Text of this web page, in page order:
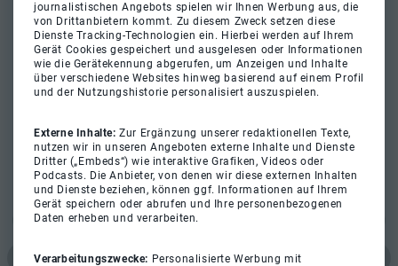
journalistischen Angebots spielen wir Ihnen Werbung aus, die
von Drittanbietern kommt. Zu diesem Zweck setzen diese
Dienste Tracking-Technologien ein. Hierbei werden auf Ihrem
Gerät Cookies gespeichert und ausgelesen oder Informationen
wie die Gerätekennung abgerufen, um Anzeigen und Inhalte
über verschiedene Websites hinweg basierend auf einem Profil
und der Nutzungshistorie personalisiert auszuspielen.
Externe Inhalte:Zur Ergänzung unserer redaktionellen Texte,
nutzen wir in unseren Angeboten externe Inhalte und Dienste
Dritter („Embeds“) wie interaktive Grafiken, Videos oder
Podcasts. Die Anbieter, von denen wir diese externen Inhalten
und Dienste beziehen, können ggf. Informationen auf Ihrem
Gerät speichern oder abrufen und Ihre personenbezogenen
Daten erheben und verarbeiten.
Verarbeitungszwecke: Personalisierte Werbung mit